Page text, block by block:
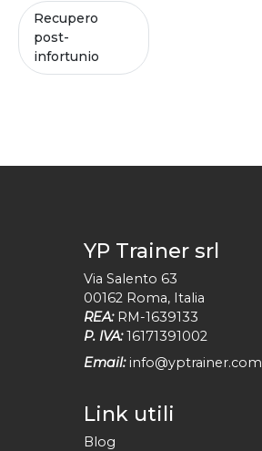
Recupero
post-
infortunio
YP Trainer srl
Via Salento 63
00162 Roma, Italia
REA: RM-1639133
P. IVA: 16171391002
Email: info@yptrainer.com
Link utili
Blog